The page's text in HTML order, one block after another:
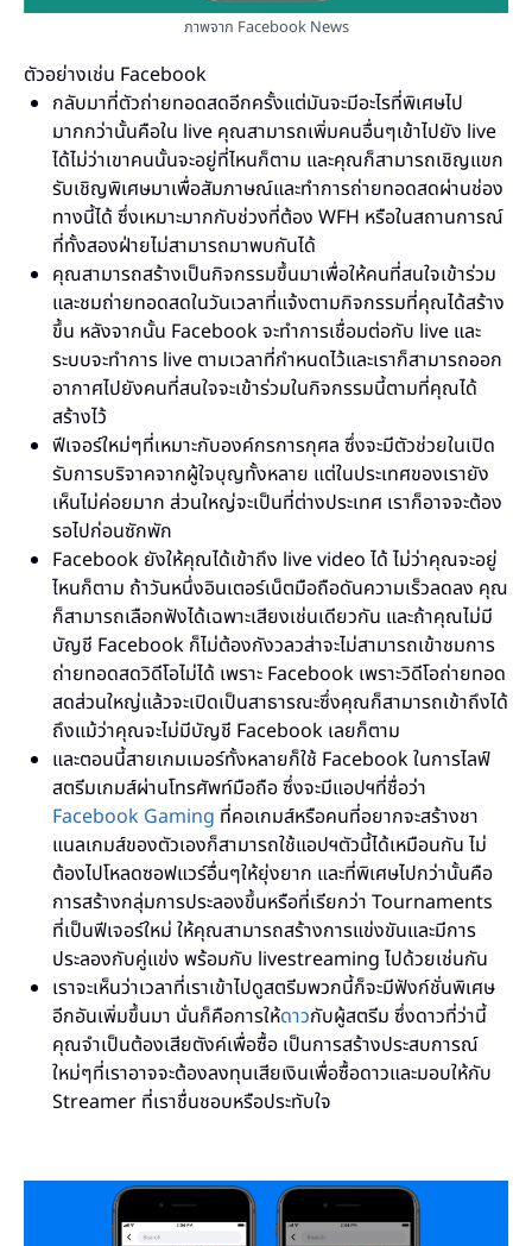
ภาพจาก Facebook News
ตัวอย่างเช่น Facebook
กลับมาที่ตัวถ่ายทอดสดอีกครั้งแต่มันจะมีอะไรที่พิเศษไป
มากกว่านั้นคือใน live คุณสามารถเพิ่มคนอื่นๆเข้าไปยัง live
ได้ไม่ว่าเขาคนนั้นจะอยู่ที่ไหนก็ตาม และคุณก็สามารถเชิญแขก
รับเชิญพิเศษมาเพื่อสัมภาษณ์และทำการถ่ายทอดสดผ่านช่อง
ทางนี้ได้ ซึ่งเหมาะมากกับช่วงที่ต้อง WFH หรือในสถานการณ์
ที่ทั้งสองฝ่ายไม่สามารถมาพบกันได้
คุณสามารถสร้างเป็นกิจกรรมขึ้นมาเพื่อให้คนที่สนใจเข้าร่วม
และชมถ่ายทอดสดในวันเวลาที่แจ้งตามกิจกรรมที่คุณได้สร้าง
ขึ้น หลังจากนั้น Facebook จะทำการเชื่อมต่อกับ live และ
ระบบจะทำการ live ตามเวลาที่กำหนดไว้และเราก็สามารถออก
อากาศไปยังคนที่สนใจจะเข้าร่วมในกิจกรรมนี้ตามที่คุณได้
สร้างไว้
ฟีเจอร์ใหม่ๆที่เหมาะกับองค์กรการกุศล ซึ่งจะมีตัวช่วยในเปิด
รับการบริจาคจากผู้ใจบุญทั้งหลาย แต่ในประเทศของเรายัง
เห็นไม่ค่อยมาก ส่วนใหญ่จะเป็นที่ต่างประเทศ เราก็อาจจะต้อง
รอไปก่อนซักพัก
Facebook ยังให้คุณได้เข้าถึง live video ได้ ไม่ว่าคุณจะอยู่
ไหนก็ตาม ถ้าวันหนึ่งอินเตอร์เน็ตมือถือดันความเร็วลดลง คุณ
ก็สามารถเลือกฟังได้เฉพาะเสียงเช่นเดียวกัน และถ้าคุณไม่มี
บัญชี Facebook ก็ไม่ต้องกังวลวส่าจะไม่สามารถเข้าชมการ
ถ่ายทอดสดวิดีโอไม่ได้ เพราะ Facebook เพราะวิดีโอถ่ายทอด
สดส่วนใหญ่แล้วจะเปิดเป็นสาธารณะซึ่งคุณก็สามารถเข้าถึงได้
ถึงแม้ว่าคุณจะไม่มีบัญชี Facebook เลยก็ตาม
และตอนนี้สายเกมเมอร์ทั้งหลายก็ใช้ Facebook ในการไลฟ์
สตรีมเกมส์ผ่านโทรศัพท์มือถือ ซึ่งจะมีแอปฯที่ชื่อว่า
Facebook Gaming ที่คอเกมส์หรือคนที่อยากจะสร้างชา
แนลเกมส์ของตัวเองก็สามารถใช้แอปฯตัวนี้ได้เหมือนกัน ไม่
ต้องไปโหลดซอฟแวร์อื่นๆให้ยุ่งยาก และที่พิเศษไปกว่านั้นคือ
การสร้างกลุ่มการประลองขึ้นหรือที่เรียกว่า Tournaments
ที่เป็นฟีเจอร์ใหม่ ให้คุณสามารถสร้างการแข่งขันและมีการ
ประลองกับคู่แข่ง พร้อมกับ livestreaming ไปด้วยเช่นกัน
เราจะเห็นว่าเวลาที่เราเข้าไปดูสตรีมพวกนี้ก็จะมีฟังก์ชั่นพิเศษ
อีกอันเพิ่มขึ้นมา นั่นก็คือการให้ดาวกับผู้สตรีม ซึ่งดาวที่ว่านี้
คุณจำเป็นต้องเสียตังค์เพื่อซื้อ เป็นการสร้างประสบการณ์
ใหม่ๆที่เราอาจจะต้องลงทุนเสียเงินเพื่อซื้อดาวและมอบให้กับ
Streamer ที่เราชื่นชอบหรือประทับใจ